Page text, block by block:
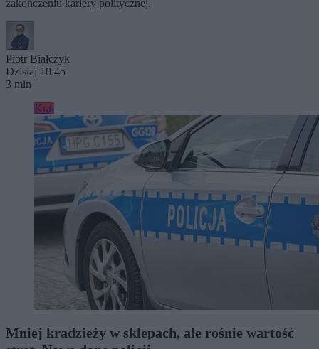
zakończeniu kariery politycznej.
Piotr Białczyk
Dzisiaj 10:45
3 min
Kraj
Mniej kradzieży w sklepach, ale rośnie wartość